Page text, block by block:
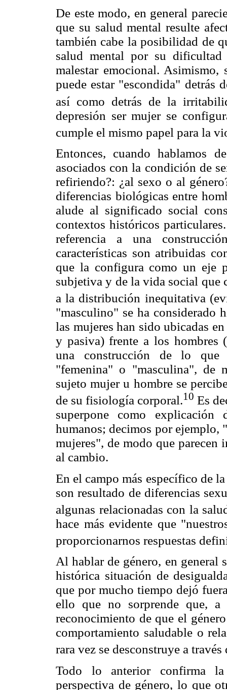
De este modo, en general
que su salud mental resulte
también cabe la posibilidad de
salud mental por su
malestar emocional.
puede estar "escondida" detrás
así como detrás de la
depresión ser mujer se
cumple el mismo papel para la
Entonces, cuando hablamos
asociados con la condición de
refiriendo?: ¿al sexo o al
diferencias biológicas entre
alude al significado social
contextos históricos
referencia a una
características son atribuidas
que la configura como un eje
subjetiva y de la vida social que
a la distribución inequitativa
"masculino" se ha considerado
las mujeres han sido ubicadas
y pasiva) frente a los hombres
una construcción de lo que
"femenina" o "masculina", de
sujeto mujer u hombre se
de su fisiología corporal.10 Es
superpone como explicación
humanos; decimos por ejemplo,
mujeres", de modo que parecen
al cambio.
En el campo más específico de
son resultado de diferencias
algunas relacionadas con la
hace más evidente que
proporcionarnos respuestas
Al hablar de género, en general
histórica situación de
que por mucho tiempo dejó
ello que no sorprende que,
reconocimiento de que el
comportamiento saludable o
rara vez se desconstruye a
Todo lo anterior confirma
perspectiva de género, lo que